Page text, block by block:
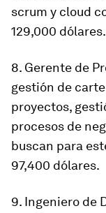
scrum y cloud
129,000 dólares.
8. Gerente de
gestión de
proyectos,
procesos de
buscan para
97,400 dólares.
9. Ingeniero de